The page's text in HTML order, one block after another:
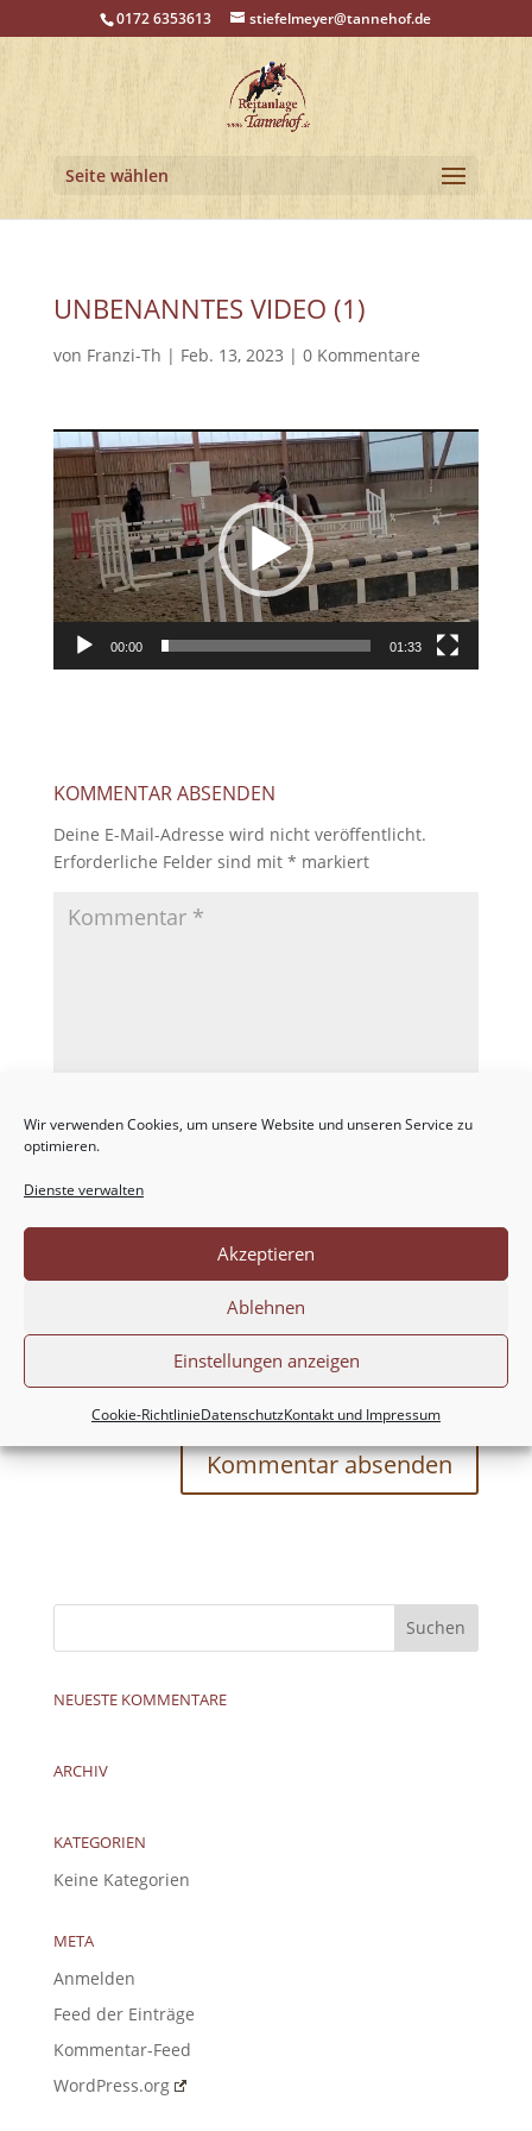
Wir verwenden Cookies, um unsere Website und unseren Service zu
optimieren.
Dienste verwalten
Akzeptieren
Ablehnen
Einstellungen anzeigen
Cookie-RichtlinieDatenschutzKontakt und Impressum
0172 6353613 stiefelmeyer@tannehof.de
Seite wählen
UNBENANNTES VIDEO (1)
von Franzi-Th | Feb. 13, 2023 | 0 Kommentare
Video-
Player
00:00 01:33
KOMMENTAR ABSENDEN
Deine E-Mail-Adresse wird nicht veröffentlicht.
Erforderliche Felder sind mit * markiert
Meinen Namen, meine E-Mail-Adresse und
meine Website in diesem Browser für die nächste
Kommentierung speichern.
NEUESTE KOMMENTARE
ARCHIV
KATEGORIEN
Keine Kategorien
META
Anmelden
Feed der Einträge
Kommentar-Feed
WordPress.org